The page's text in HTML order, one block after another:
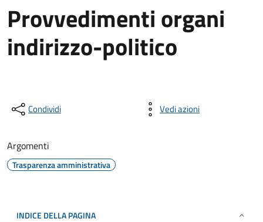
Provvedimenti organi
indirizzo-politico
Condividi Vedi azioni
Argomenti
Trasparenza amministrativa
INDICE DELLA PAGINA